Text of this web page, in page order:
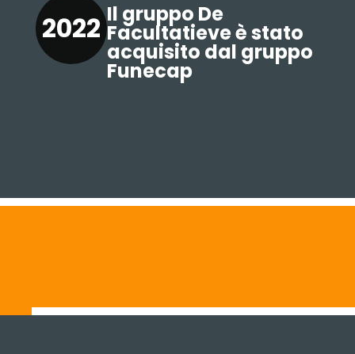
2022 Il gruppo De
Facultatieve è stato
acquisito dal gruppo
Funecap